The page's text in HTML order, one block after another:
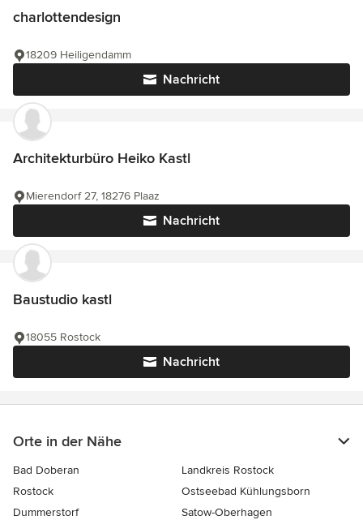
charlottendesign
Nachricht
18209 Heiligendamm
Architekturbüro Heiko Kastl
Nachricht
Mierendorf 27, 18276 Plaaz
Baustudio kastl
Nachricht
18055 Rostock
Orte in der Nähe
Bad Doberan
Landkreis Rostock
Rostock
Ostseebad Kühlungsborn
Dummerstorf
Satow-Oberhagen